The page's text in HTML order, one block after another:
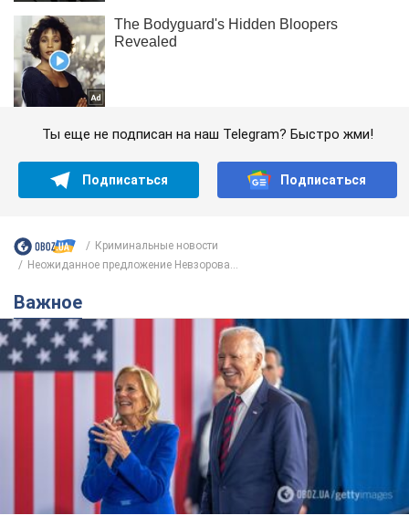
Ты еще не подписан на наш Telegram? Быстро жми!
Подписаться Подписаться
Криминальные новости
Неожиданное предложение Невзорова...
Важное